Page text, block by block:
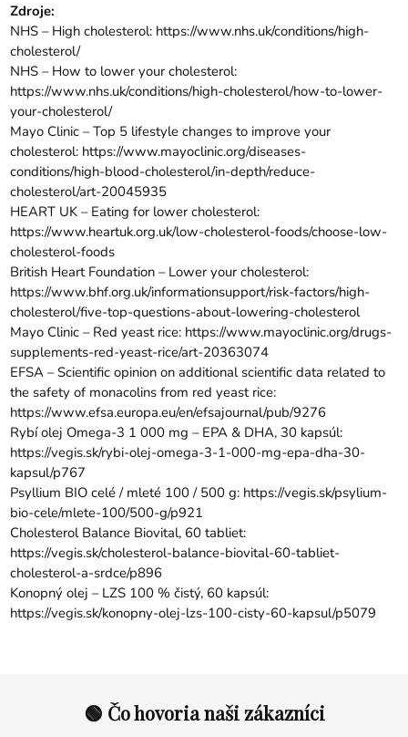
Zdroje:
NHS – High cholesterol: https://www.nhs.uk/conditions/high-
cholesterol/
NHS – How to lower your cholesterol:
https://www.nhs.uk/conditions/high-cholesterol/how-to-lower-
your-cholesterol/
Mayo Clinic – Top 5 lifestyle changes to improve your
cholesterol: https://www.mayoclinic.org/diseases-
conditions/high-blood-cholesterol/in-depth/reduce-
cholesterol/art-20045935
HEART UK – Eating for lower cholesterol:
https://www.heartuk.org.uk/low-cholesterol-foods/choose-low-
cholesterol-foods
British Heart Foundation – Lower your cholesterol:
https://www.bhf.org.uk/informationsupport/risk-factors/high-
cholesterol/five-top-questions-about-lowering-cholesterol
Mayo Clinic – Red yeast rice: https://www.mayoclinic.org/drugs-
supplements-red-yeast-rice/art-20363074
EFSA – Scientific opinion on additional scientific data related to
the safety of monacolins from red yeast rice:
https://www.efsa.europa.eu/en/efsajournal/pub/9276
Rybí olej Omega-3 1 000 mg – EPA & DHA, 30 kapsúl:
https://vegis.sk/rybi-olej-omega-3-1-000-mg-epa-dha-30-
kapsul/p767
Psyllium BIO celé / mleté 100 / 500 g: https://vegis.sk/psylium-
bio-cele/mlete-100/500-g/p921
Cholesterol Balance Biovital, 60 tabliet:
https://vegis.sk/cholesterol-balance-biovital-60-tabliet-
cholesterol-a-srdce/p896
Konopný olej – LZS 100 % čistý, 60 kapsúl:
https://vegis.sk/konopny-olej-lzs-100-cisty-60-kapsul/p5079
🟢 Čo hovoria naši zákazníci